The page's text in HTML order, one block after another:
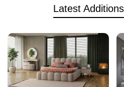
Latest Additions